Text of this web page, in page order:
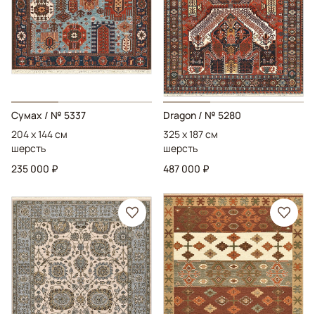
Сумах / № 5337
204 x 144 см
шерсть
235 000 ₽
Dragon / № 5280
325 x 187 см
шерсть
487 000 ₽